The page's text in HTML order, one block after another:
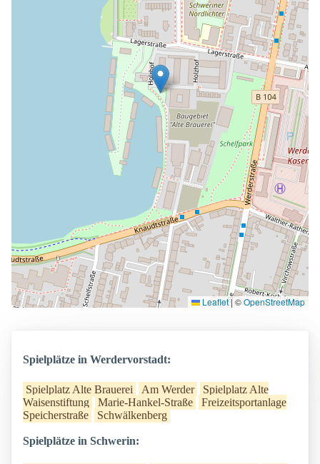
Leaflet|©OpenStreetMap
Spielplätze in Werdervorstadt:
Spielplatz Alte Brauerei Am Werder
Spielplatz Alte
Waisenstiftung
Marie-Hankel-Straße
Freizeitsportanlage
Speicherstraße
Schwälkenberg
Spielplätze in Schwerin: